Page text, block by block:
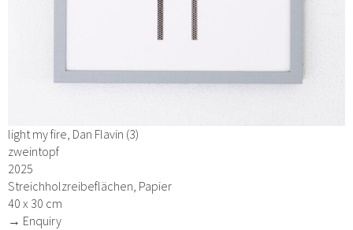
light my fire, Dan Flavin (3)
zweintopf
2025
Streichholzreibeflächen, Papier
40 x 30 cm
→ Enquiry